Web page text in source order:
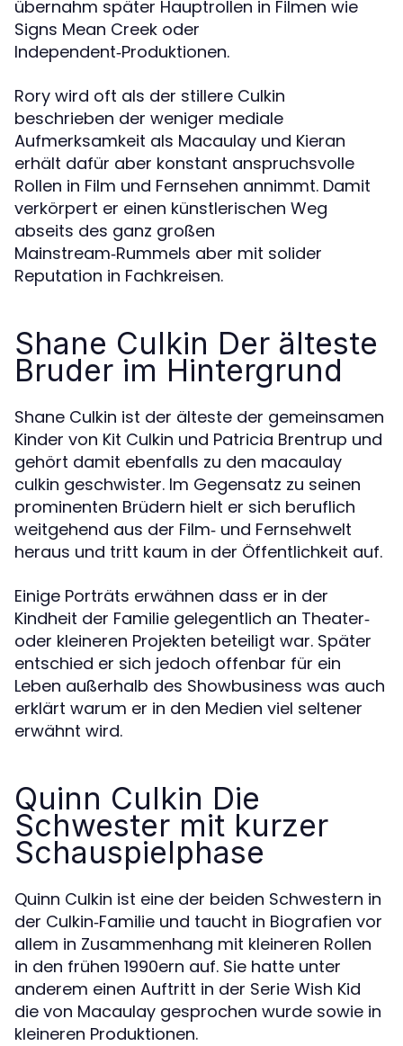
übernahm später Hauptrollen in Filmen wie
Signs Mean Creek oder
Independent‑Produktionen.
Rory wird oft als der stillere Culkin
beschrieben der weniger mediale
Aufmerksamkeit als Macaulay und Kieran
erhält dafür aber konstant anspruchsvolle
Rollen in Film und Fernsehen annimmt. Damit
verkörpert er einen künstlerischen Weg
abseits des ganz großen
Mainstream‑Rummels aber mit solider
Reputation in Fachkreisen.
Shane Culkin Der älteste
Bruder im Hintergrund
Shane Culkin ist der älteste der gemeinsamen
Kinder von Kit Culkin und Patricia Brentrup und
gehört damit ebenfalls zu den macaulay
culkin geschwister. Im Gegensatz zu seinen
prominenten Brüdern hielt er sich beruflich
weitgehend aus der Film‑ und Fernsehwelt
heraus und tritt kaum in der Öffentlichkeit auf.
Einige Porträts erwähnen dass er in der
Kindheit der Familie gelegentlich an Theater‑
oder kleineren Projekten beteiligt war. Später
entschied er sich jedoch offenbar für ein
Leben außerhalb des Showbusiness was auch
erklärt warum er in den Medien viel seltener
erwähnt wird.
Quinn Culkin Die
Schwester mit kurzer
Schauspielphase
Quinn Culkin ist eine der beiden Schwestern in
der Culkin‑Familie und taucht in Biografien vor
allem in Zusammenhang mit kleineren Rollen
in den frühen 1990ern auf. Sie hatte unter
anderem einen Auftritt in der Serie Wish Kid
die von Macaulay gesprochen wurde sowie in
kleineren Produktionen.